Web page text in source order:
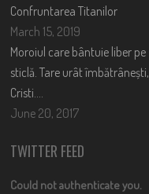
Confruntarea Titanilor
March 15, 2019
Moroiul care bântuie liber pe
sticlă. Tare urât îmbătrânești,
Cristi….
June 20, 2017
TWITTER FEED
Could not authenticate you.